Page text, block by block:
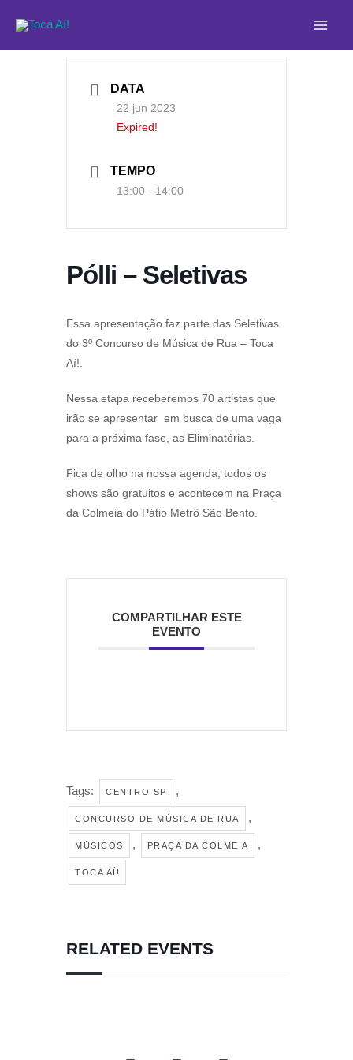
para
DATA
22 jun 2023
Expired!
TEMPO
13:00 - 14:00
Pólli – Seletivas
Essa apresentação faz parte das Seletivas
do 3º Concurso de Música de Rua – Toca
Aí!.
Nessa etapa receberemos 70 artistas que
irão se apresentar em busca de uma vaga
para a próxima fase, as Eliminatórias.
Fica de olho na nossa agenda, todos os
shows são gratuitos e acontecem na Praça
da Colmeia do Pátio Metrô São Bento.
COMPARTILHAR ESTE
EVENTO
Tags: CENTRO SP ,
CONCURSO DE MÚSICA DE RUA ,
MÚSICOS , PRAÇA DA COLMEIA ,
TOCA AÍ!
RELATED EVENTS